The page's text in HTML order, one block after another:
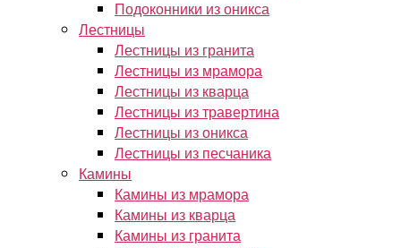
Подоконники из оникса
Лестницы
Лестницы из гранита
Лестницы из мрамора
Лестницы из кварца
Лестницы из травертина
Лестницы из оникса
Лестницы из песчаника
Камины
Камины из мрамора
Камины из кварца
Камины из гранита